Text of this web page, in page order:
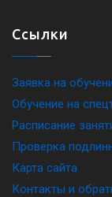
Ссылки
Заявка на
Обучение на
Расписание
Проверка
Карта сайта
Контакты и